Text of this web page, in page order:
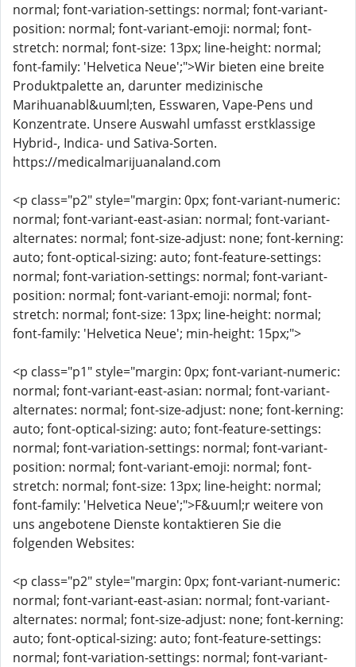
normal; font-variation-settings: normal; font-variant-
position: normal; font-variant-emoji: normal; font-
stretch: normal; font-size: 13px; line-height: normal;
font-family: 'Helvetica Neue';">Wir bieten eine breite
Produktpalette an, darunter medizinische
Marihuanabl&uuml;ten, Esswaren, Vape-Pens und
Konzentrate. Unsere Auswahl umfasst erstklassige
Hybrid-, Indica- und Sativa-Sorten.
https://medicalmarijuanaland.com
<p class="p2" style="margin: 0px; font-variant-numeric:
normal; font-variant-east-asian: normal; font-variant-
alternates: normal; font-size-adjust: none; font-kerning:
auto; font-optical-sizing: auto; font-feature-settings:
normal; font-variation-settings: normal; font-variant-
position: normal; font-variant-emoji: normal; font-
stretch: normal; font-size: 13px; line-height: normal;
font-family: 'Helvetica Neue'; min-height: 15px;">
<p class="p1" style="margin: 0px; font-variant-numeric:
normal; font-variant-east-asian: normal; font-variant-
alternates: normal; font-size-adjust: none; font-kerning:
auto; font-optical-sizing: auto; font-feature-settings:
normal; font-variation-settings: normal; font-variant-
position: normal; font-variant-emoji: normal; font-
stretch: normal; font-size: 13px; line-height: normal;
font-family: 'Helvetica Neue';">F&uuml;r weitere von
uns angebotene Dienste kontaktieren Sie die
folgenden Websites:
<p class="p2" style="margin: 0px; font-variant-numeric:
normal; font-variant-east-asian: normal; font-variant-
alternates: normal; font-size-adjust: none; font-kerning:
auto; font-optical-sizing: auto; font-feature-settings:
normal; font-variation-settings: normal; font-variant-